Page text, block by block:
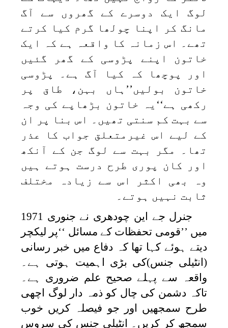
لوگ ایک دوسرے کے گھروں سے آگ
مانگ کر اپنا چولھا گرم کیا کرتے
تھے۔ اس زمانہ کا واقعہ ہے کہ ایک
خاتون اپنے پڑوسی کے گھر گئیں
اور پوچھا کہ کیا آگ ہے۔ پڑوسی
خاتون بولیں’’ہاں بہن، طاق پر
رکھی ہے‘‘یہ خاتون بڑھاپے کی وجہ
سے بہت کم سنتی تھیں۔ اس بنا پر ان
کے لیے اس غیرمتعلق جواب کا عذر
تھا۔ مگر بہت سے لوگ جن کے آنکھ
اور کان پوری طرح درست ہوتے ہیں
وہ بھی اکثر اس سے زیادہ مختلف
ثابت نہیں ہوتے۔
جنرل جے این چودھری نے جنوری 1971
میں ’’قومی تحفظات کے مسائل ‘‘پر لیکچر
دیتے ہوئے کہا تھا کہ دفاع میں خبر رسانی
(انٹیلی جنس)کی بڑی اہمیت ہوتی ہے۔
واقعہ سے پہلے صحیح علم ضروری ہے۔
تاکہ دشمن کی چال کو ذمہ دار لوگ اچھی
طرح سمجھیں اور جو فیصلہ کریں خوب
سمجھ کر کریں۔ انٹیلی جنس کی سروس